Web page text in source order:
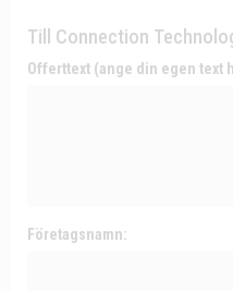
Till Connection
Offerttext (ange din egen text
Företagsnamn: